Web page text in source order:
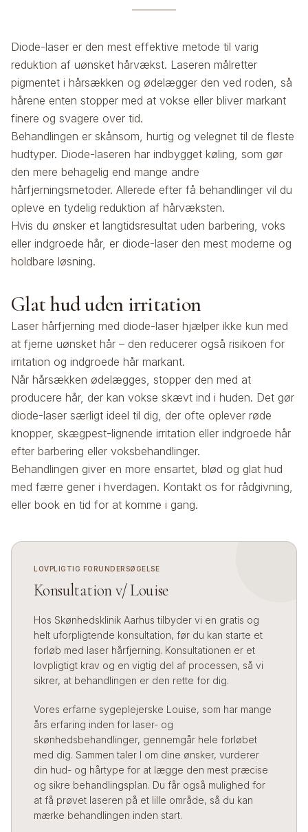
Diode-laser er den mest effektive metode til varig
reduktion af uønsket hårvækst. Laseren målretter
pigmentet i hårsækken og ødelægger den ved roden, så
hårene enten stopper med at vokse eller bliver markant
finere og svagere over tid.
Behandlingen er skånsom, hurtig og velegnet til de fleste
hudtyper. Diode-laseren har indbygget køling, som gør
den mere behagelig end mange andre
hårfjerningsmetoder. Allerede efter få behandlinger vil du
opleve en tydelig reduktion af hårvæksten.
Hvis du ønsker et langtidsresultat uden barbering, voks
eller indgroede hår, er diode-laser den mest moderne og
holdbare løsning.
Glat hud uden irritation
Laser hårfjerning med diode-laser hjælper ikke kun med
at fjerne uønsket hår – den reducerer også risikoen for
irritation og indgroede hår markant.
Når hårsækken ødelægges, stopper den med at
producere hår, der kan vokse skævt ind i huden. Det gør
diode-laser særligt ideel til dig, der ofte oplever røde
knopper, skægpest-lignende irritation eller indgroede hår
efter barbering eller voksbehandlinger.
Behandlingen giver en more ensartet, blød og glat hud
med færre gener i hverdagen. Kontakt os for rådgivning,
eller book en tid for at komme i gang.
LOVPLIGTIG FORUNDERSØGELSE
Konsultation v/ Louise
Hos Skønhedsklinik Aarhus tilbyder vi en gratis og
helt uforpligtende konsultation, før du kan starte et
forløb med laser hårfjerning. Konsultationen er et
lovpligtigt krav og en vigtig del af processen, så vi
sikrer, at behandlingen er den rette for dig.
Vores erfarne sygeplejerske Louise, som har mange
års erfaring inden for laser- og
skønhedsbehandlinger, gennemgår hele forløbet
med dig. Sammen taler I om dine ønsker, vurderer
din hud- og hårtype for at lægge den mest præcise
og sikre behandlingsplan. Du får også mulighed for
at få prøvet laseren på et lille område, så du kan
mærke behandlingen inden start.